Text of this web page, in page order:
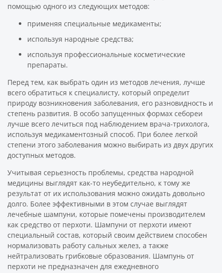
помощью одного из следующих методов:
применяя специальные медикаменты;
используя народные средства;
используя профессиональные косметические
препараты.
Перед тем, как выбрать один из методов лечения, лучше
всего обратиться к специалисту, который определит
природу возникновения заболевания, его разновидность и
степень развития. В особо запущенных формах себореи
лучше всего лечиться под наблюдением врача-трихолога,
используя медикаментозный способ. При более легкой
степени этого заболевания можно выбирать из двух других
доступных методов.
Учитывая серьезность проблемы, средства народной
медицины выглядят как-то неубедительно, к тому же
результат от их использования можно ожидать довольно
долго. Более эффективными в этом случае выглядят
лечебные шампуни, которые помечены производителем
как средство от перхоти. Шампуни от перхоти имеют
специальный состав, который своим действием способен
нормализовать работу сальных желез, а также
нейтрализовать грибковые образования. Шампунь от
перхоти не предназначен для ежедневного